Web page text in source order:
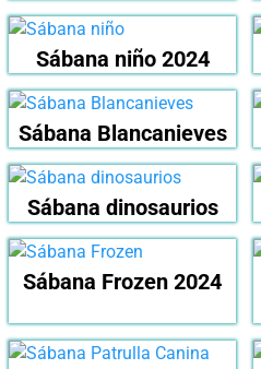
Sábana niño 2024
Sábana Blancanieves
Sábana dinosaurios
Sábana Frozen 2024